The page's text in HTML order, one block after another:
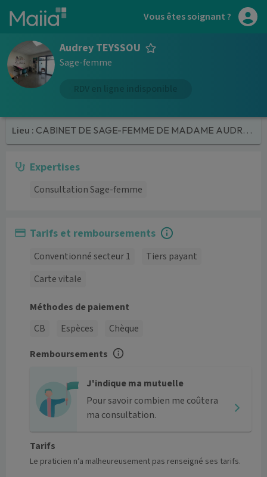
Aller au contenu principal Vous êtes soignant ?
Audrey TEYSSOU
Sage-femme
Lieu : CABINET DE SAGE-FEMME DE MADAME AUDREY TEYSSOU
Expertises
Consultation Sage-femme
Tarifs et remboursements
Conventionné secteur 1
Tiers payant
Carte vitale
Méthodes de paiement
CB
Espèces
Chèque
Remboursements
J'indique ma mutuelle
Pour savoir combien me coûtera
ma consultation.
Tarifs
Le praticien n’a malheureusement pas renseigné ses tarifs.